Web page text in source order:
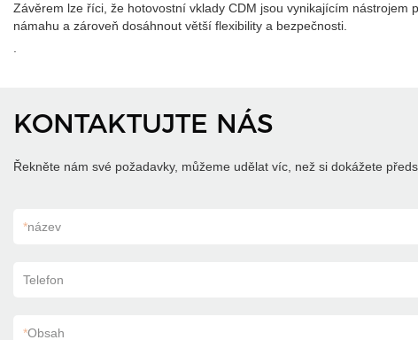
Závěrem lze říci, že hotovostní vklady CDM jsou vynikajícím
námahu a zároveň dosáhnout větší flexibility a bezpečnosti.
KONTAKTUJTE NÁS
Řekněte nám své požadavky, můžeme udělat víc, než si dokážete
*název
Telefon
*Obsah